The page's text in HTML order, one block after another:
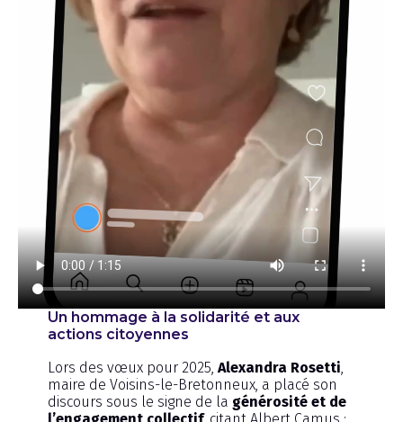
Un hommage à la solidarité et aux
actions citoyennes
Lors des vœux pour 2025, Alexandra Rosetti,
maire de Voisins-le-Bretonneux, a placé son
discours sous le signe de la générosité et de